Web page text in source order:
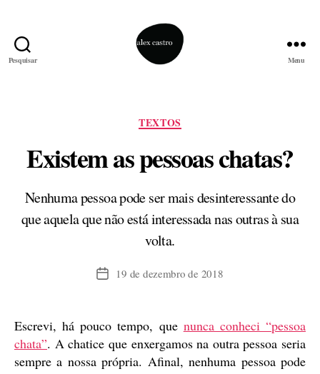
Pesquisar Menu
Categorias
TEXTOS
Existem as pessoas chatas?
Nenhuma pessoa pode ser mais desinteressante do
que aquela que não está interessada nas outras à sua
volta.
Data19 de dezembro de 2018
Escrevi, há pouco tempo, que nunca conheci “pessoa
chata”. A chatice que enxergamos na outra pessoa seria
sempre a nossa própria. Afinal, nenhuma pessoa pode